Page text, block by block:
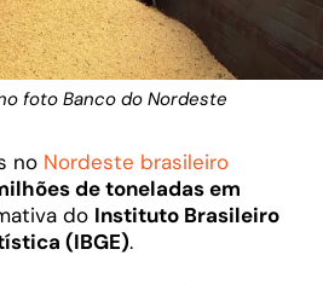
foto Banco do Nordeste
no Nordeste brasileiro
de toneladas em
do Instituto Brasileiro
(IBGE).